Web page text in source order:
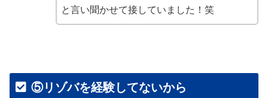
と言い聞かせて接していました！笑
⑤リゾバを経験してないから